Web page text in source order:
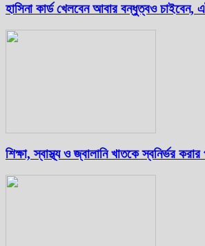
হাসিনা কার্ড খেলবেন আবার বন্ধুত্বও চাইবেন,
শিক্ষা, স্বাস্থ্য ও জ্বালানি খাতকে স্বনির্ভর করার